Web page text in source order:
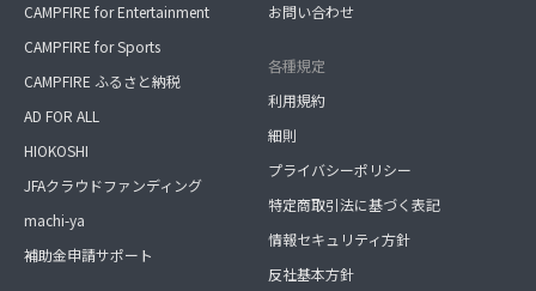
CAMPFIRE for Entertainment
CAMPFIRE for Sports
CAMPFIRE ふるさと納税
AD FOR ALL
HIOKOSHI
JFAクラウドファンディング
machi-ya
補助金申請サポート
お問い合わせ
各種規定
利用規約
細則
プライバシーポリシー
特定商取引法に基づく表記
情報セキュリティ方針
反社基本方針